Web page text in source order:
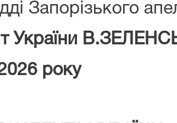
Запорізького
України
року